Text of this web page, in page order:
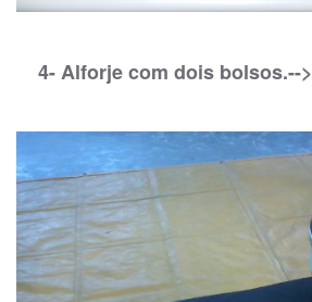
4- Alforje com dois bolsos.-->